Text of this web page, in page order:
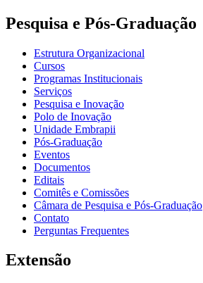
Pesquisa e Pós-Graduação
Estrutura Organizacional
Cursos
Programas Institucionais
Serviços
Pesquisa e Inovação
Polo de Inovação
Unidade Embrapii
Pós-Graduação
Eventos
Documentos
Editais
Comitês e Comissões
Câmara de Pesquisa e Pós-Graduação
Contato
Perguntas Frequentes
Extensão